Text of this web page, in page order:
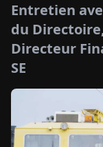
Entretien
du
Directeur
SE